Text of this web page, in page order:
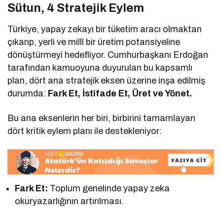
Sütun, 4 Stratejik Eylem
Türkiye, yapay zekayı bir tüketim aracı olmaktan
çıkarıp, yerli ve millî bir üretim potansiyeline
dönüştürmeyi hedefliyor. Cumhurbaşkanı Erdoğan
tarafından kamuoyuna duyurulan bu kapsamlı
plan, dört ana stratejik eksen üzerine inşa edilmiş
durumda: Fark Et, İstifade Et, Üret ve Yönet.
Bu ana eksenlerin her biri, birbirini tamamlayan
dört kritik eylem planı ile destekleniyor:
Fark Et: Toplum genelinde yapay zeka
okuryazarlığının artırılması.